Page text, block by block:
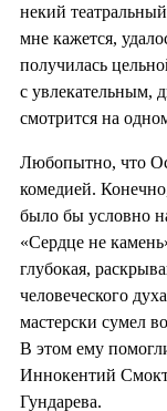
некий
мне кажется,
получилась
с увлекательным,
смотрится на
Любопытно, что
комедией.
было бы условно
«Сердце не
глубокая,
человеческого
мастерски сумел
В этом ему
Иннокентий
Гундарева.